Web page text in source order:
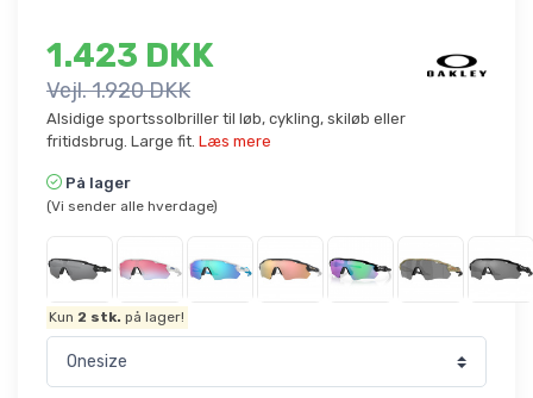
1.423 DKK
Vejl. 1.920 DKK
Alsidige sportssolbriller til løb, cykling, skiløb eller
fritidsbrug. Large fit. Læs mere
På lager
(Vi sender alle hverdage)
Kun 2 stk. på lager!